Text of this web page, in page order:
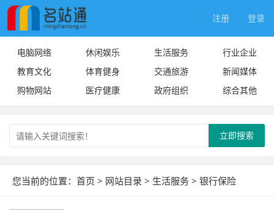
注册 登录
电脑网络 休闲娱乐 生活服务
行业企业
教育文化
体育健身 交通旅游
新闻媒体
购物网站
医疗健康 政府组织 综合其他
立即搜索
您当前的位置： 首页 > 网站目录 > 生活服务 > 银行保险